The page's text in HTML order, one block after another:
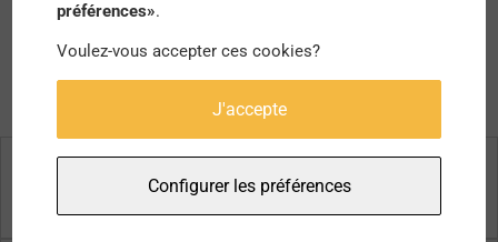
préférences».
Voulez-vous accepter ces cookies?
J'accepte
Configurer les préférences